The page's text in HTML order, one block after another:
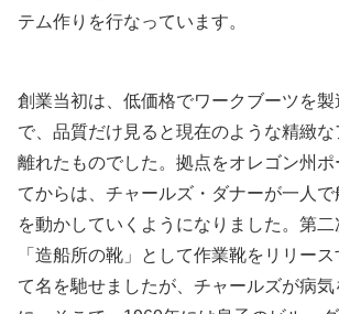
テム作りを行なっています。
創業当初は、低価格でワークブーツを
で、品質だけ見ると現在のような精緻
離れたものでした。拠点をオレゴン州
てからは、チャールズ・ダナーが一人
を動かしていくようになりました。第
「造船所の靴」として作業靴をリリー
て名を馳せましたが、チャールズが病